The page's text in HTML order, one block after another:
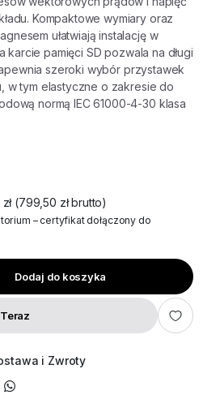
Kompaktowe wymiary oraz
ułatwiają instalację w
pamięci SD pozwala na długi
szeroki wybór przystawek
w tym elastyczne o zakresie do
normą IEC 61000-4-30 klasa
zł(799,50 złbrutto)
– certyfikat dołączony do
Dodaj do koszyka
i Zwroty